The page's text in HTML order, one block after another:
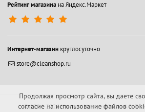
Рейтинг магазина на Яндекс.Маркет
Интернет-магазин круглосуточно
store@cleanshop.ru
© 1994-2026 Контакт Интернейшнл АО.
Продолжая просмотр сайта, вы даете
согласие на использование файлов